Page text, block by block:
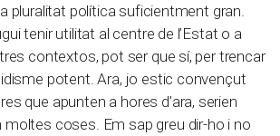
pluralitat política suficientment gran.
tenir utilitat al centre de l’Estat o a
contextos, pot ser que sí, per trencar
potent. Ara, jo estic convençut
que apunten a hores d’ara, serien
coses. Em sap greu dir-ho i no